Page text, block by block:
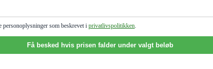
personoplysninger som beskrevet i privatlivspolitikken
Få besked hvis prisen falder under valgt beløb